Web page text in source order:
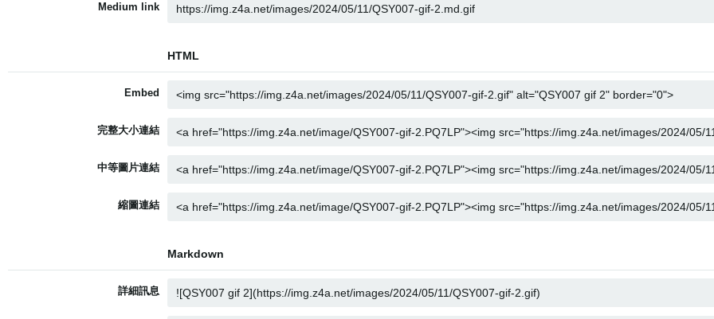
Medium link
HTML
Embed
完整大小連結
中等圖片連結
縮圖連結
Markdown
詳細訊息